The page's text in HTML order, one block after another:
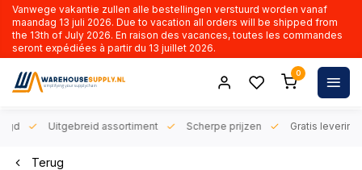
Vanwege vakantie zullen alle bestellingen verstuurd worden vanaf
maandag 13 juli 2026. Due to vacation all orders will be shipped from
the 13th of July 2026. En raison des vacances, toutes les commandes
seront expédiées à partir du 13 juillet 2026.
0
Uitgebreid assortiment Scherpe prijzen Gratis levering
Terug